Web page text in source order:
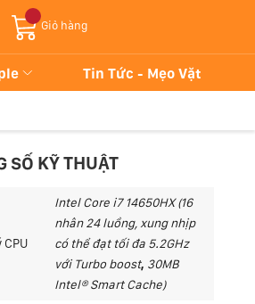
Giỏ hàng
Tin Tức - Mẹo Vặt
SỐ KỸ THUẬT
CPU
Intel Core i7 14650HX(16
nhân 24 luồng, xung nhịp
có thể đạt tốiđa 5.2GHz
với Turbo boost, 30MB
Intel® Smart Cache)